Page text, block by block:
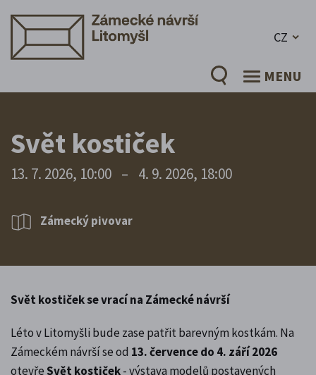
CZ
MENU
Svět kostiček
13. 7. 2026, 10:00 – 4. 9. 2026, 18:00
Zámecký pivovar
Svět kostiček se vrací na Zámecké návrší
Léto v Litomyšli bude zase patřit barevným kostkám. Na
Zámeckém návrší se od 13. července do 4. září 2026
otevřeSvět kostiček- výstava modelů postavených